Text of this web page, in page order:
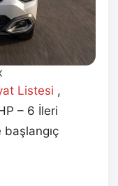
Listesi ,
– 6 İleri